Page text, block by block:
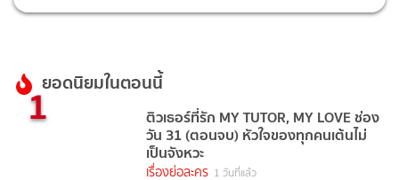
ยอดนิยมในตอนนี้
1 ติวเธอร์ที่รัก MY TUTOR, MY LOVE ช่อง
วัน 31 (ตอนจบ) หัวใจของทุกคนเต้นไม่
เป็นจังหวะ
เรื่องย่อละคร 1 วันที่แล้ว